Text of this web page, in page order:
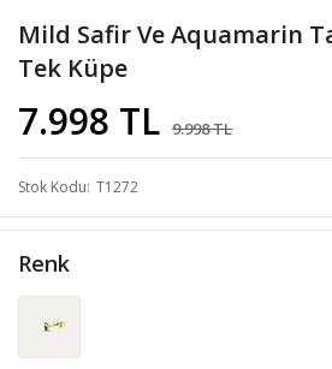
Mild Safir Ve Aquamarin
Tek Küpe
7.998 TL 9.998 TL
Stok Kodu T1272
Renk